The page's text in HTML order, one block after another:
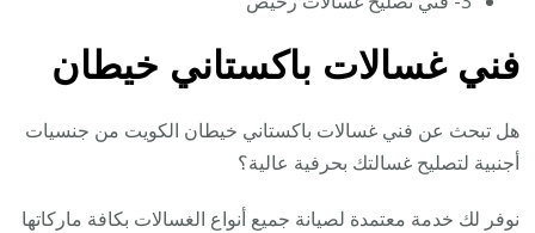
فني غسالات باكستاني خيطان
هل تبحث عن فني غسالات باكستاني خيطان الكويت من جنسيات
أجنبية لتصليح غسالتك بحرفية عالية؟
نوفر لك خدمة معتمدة لصيانة جميع أنواع الغسالات بكافة ماركاتها